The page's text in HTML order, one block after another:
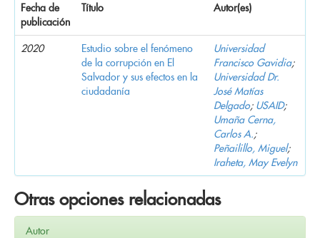
Fecha de
publicación
Título Autor(es)
2020
Estudio sobre el fenómeno
de la corrupción en El
Salvador y sus efectos en la
ciudadanía
Universidad
Francisco Gavidia;
Universidad Dr.
José Matías
Delgado; USAID;
Umaña Cerna,
Carlos A.;
Peñailillo, Miguel;
Iraheta, May Evelyn
Otras opciones relacionadas
Autor